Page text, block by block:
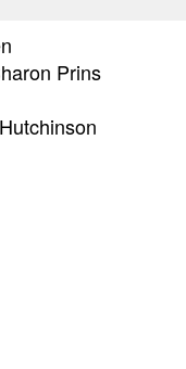
Prins